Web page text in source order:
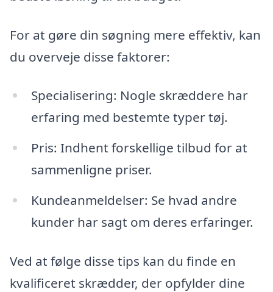
For at gøre din søgning mere effektiv, kan
du overveje disse faktorer:
Specialisering: Nogle skræddere har
erfaring med bestemte typer tøj.
Pris: Indhent forskellige tilbud for at
sammenligne priser.
Kundeanmeldelser: Se hvad andre
kunder har sagt om deres erfaringer.
Ved at følge disse tips kan du finde en
kvalificeret skrædder, der opfylder dine